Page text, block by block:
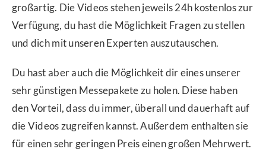
großartig. Die Videos stehen jeweils 24h kostenlos zur
Verfügung, du hast die Möglichkeit Fragen zu stellen
und dich mit unseren Experten auszutauschen.
Du hast aber auch die Möglichkeit dir eines unserer
sehr günstigen Messepakete zu holen. Diese haben
den Vorteil, dass du immer, überall und dauerhaft auf
die Videos zugreifen kannst. Außerdem enthalten sie
für einen sehr geringen Preis einen großen Mehrwert.